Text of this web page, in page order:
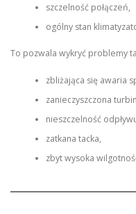
szczelność połączeń,
ogólny stan
To pozwala wykryć problemy
zbliżająca się awaria
zanieczyszczona
nieszczelność
zatkana tacka,
zbyt wysoka